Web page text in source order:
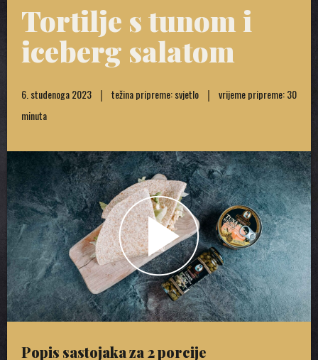
Tortilje s tunom i
iceberg salatom
6. studenoga 2023 težina pripreme: svjetlo
vrijeme pripreme: 30
minuta
Popis sastojaka za 2 porcije